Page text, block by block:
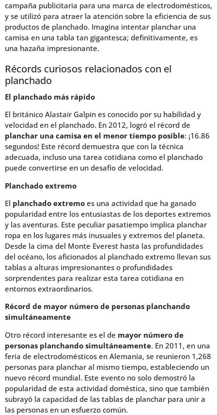
campaña publicitaria para una marca de electrodomésticos,
y se utilizó para atraer la atención sobre la eficiencia de sus
productos de planchado. Imagina intentar planchar una
camisa en una tabla tan gigantesca; definitivamente, es
una hazaña impresionante.
Récords curiosos relacionados con el
planchado
El planchado más rápido
El británico Alastair Galpin es conocido por su habilidad y
velocidad en el planchado. En 2012, logró el récord de
planchar una camisa en el menor tiempo posible: ¡16.86
segundos! Este récord demuestra que con la técnica
adecuada, incluso una tarea cotidiana como el planchado
puede convertirse en un desafío de velocidad.
Planchado extremo
El planchado extremo es una actividad que ha ganado
popularidad entre los entusiastas de los deportes extremos
y las aventuras. Este peculiar pasatiempo implica planchar
ropa en los lugares más inusuales y extremos del planeta.
Desde la cima del Monte Everest hasta las profundidades
del océano, los aficionados al planchado extremo llevan sus
tablas a alturas impresionantes o profundidades
sorprendentes para realizar esta tarea cotidiana en
entornos extraordinarios.
Récord de mayor número de personas planchando
simultáneamente
Otro récord interesante es el de mayor número de
personas planchando simultáneamente. En 2011, en una
feria de electrodomésticos en Alemania, se reunieron 1,268
personas para planchar al mismo tiempo, estableciendo un
nuevo récord mundial. Este evento no solo demostró la
popularidad de esta actividad doméstica, sino que también
subrayó la capacidad de las tablas de planchar para unir a
las personas en un esfuerzo común.